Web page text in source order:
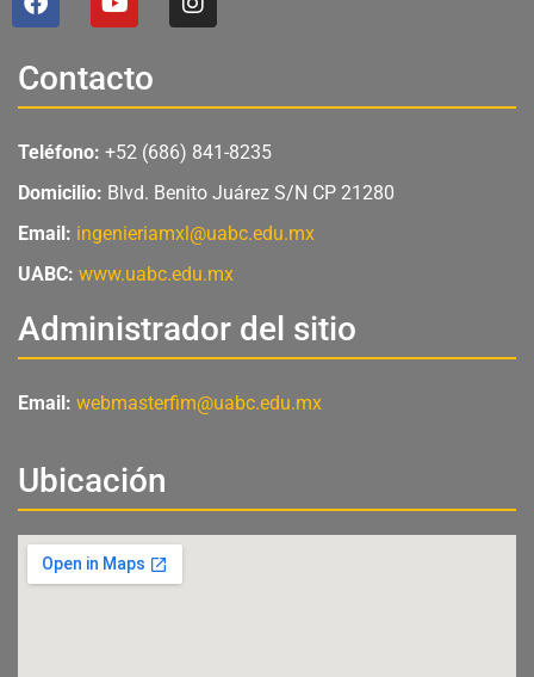
a
e
b
o
k
o
u
b
n
g
a
m
Contacto
Teléfono: +52 (686) 841-8235
Domicilio: Blvd. Benito Juárez S/N CP 21280
Email: ingenieriamxl@uabc.edu.mx
UABC: www.uabc.edu.mx
Administrador del sitio
Email: webmasterfim@uabc.edu.mx
Ubicación